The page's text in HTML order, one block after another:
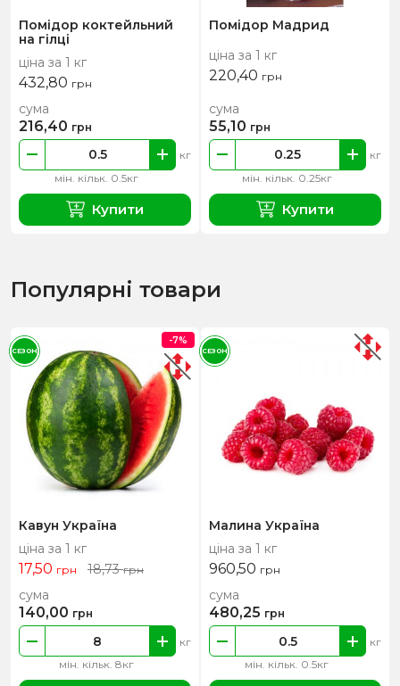
Помідор коктейльний
на гілці
ціна за 1 кг
432,80 грн
мін. кільк. 0.5кг
кг
сума
216,40 грн
Купити
Помідор Мадрид
ціна за 1 кг
220,40 грн
мін. кільк. 0.25кг
кг
сума
55,10 грн
Купити
Популярні товари
Кавун Україна
ціна за 1 кг
17,50 грн 18,73грн
мін. кільк. 8кг
кг
сума
140,00 грн
-7%
СЕЗОН
Малина Україна
ціна за 1 кг
960,50 грн
мін. кільк. 0.5кг
кг
сума
480,25 грн
СЕЗОН